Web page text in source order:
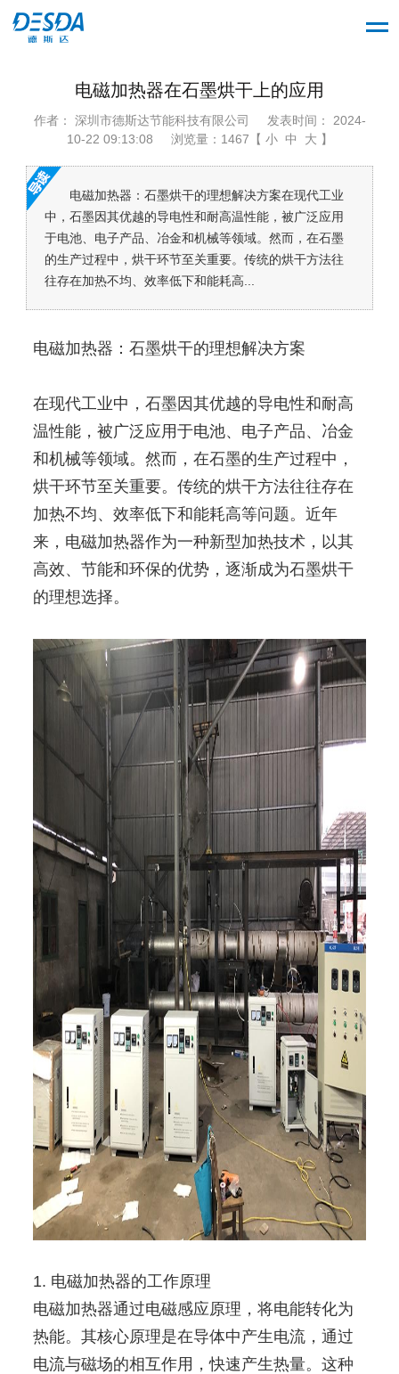
电磁加热器在石墨烘干上的应用
作者： 深圳市德斯达节能科技有限公司
发表时间： 2024-
10-22 09:13:08
浏览量：1467【 小 中 大 】
电磁加热器：石墨烘干的理想解决方案在现代工业
中，石墨因其优越的导电性和耐高温性能，被广泛应用
于电池、电子产品、冶金和机械等领域。然而，在石墨
的生产过程中，烘干环节至关重要。传统的烘干方法往
往存在加热不均、效率低下和能耗高...
电磁加热器：石墨烘干的理想解决方案
在现代工业中，石墨因其优越的导电性和耐高
温性能，被广泛应用于电池、电子产品、冶金
和机械等领域。然而，在石墨的生产过程中，
烘干环节至关重要。传统的烘干方法往往存在
加热不均、效率低下和能耗高等问题。近年
来，电磁加热器作为一种新型加热技术，以其
高效、节能和环保的优势，逐渐成为石墨烘干
的理想选择。
1. 电磁加热器的工作原理
电磁加热器通过电磁感应原理，将电能转化为
热能。其核心原理是在导体中产生电流，通过
电流与磁场的相互作用，快速产生热量。这种